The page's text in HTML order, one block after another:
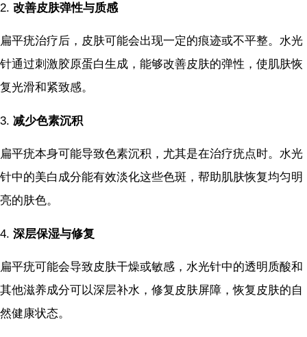
2. 改善皮肤弹性与质感
扁平疣治疗后，皮肤可能会出现一定的痕迹或不平整。水光
针通过刺激胶原蛋白生成，能够改善皮肤的弹性，使肌肤恢
复光滑和紧致感。
3. 减少色素沉积
扁平疣本身可能导致色素沉积，尤其是在治疗疣点时。水光
针中的美白成分能有效淡化这些色斑，帮助肌肤恢复均匀明
亮的肤色。
4. 深层保湿与修复
扁平疣可能会导致皮肤干燥或敏感，水光针中的透明质酸和
其他滋养成分可以深层补水，修复皮肤屏障，恢复皮肤的自
然健康状态。